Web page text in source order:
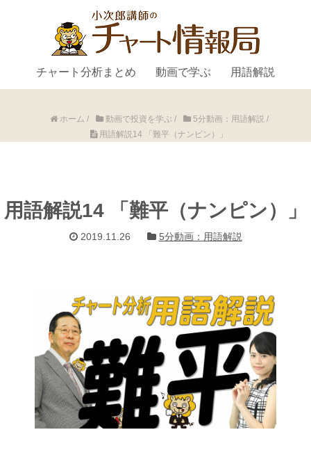
チャート分析まとめ 動画で学ぶ 用語解説
ホーム / 動画で投資を学ぶ / 5分動画：用語解説/
用語解説14 「難平（ナンピン）」
用語解説14 「難平（ナンピン）」
2019.11.26 5分動画：用語解説